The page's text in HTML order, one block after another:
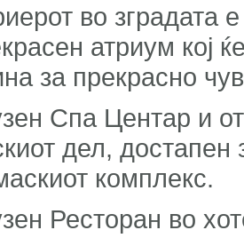
во зградата
атриум кој
за прекрасно
Спа Центар и
дел,
комплекс.
Ресторан во